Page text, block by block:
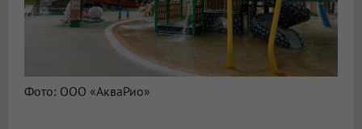
Фото: ООО «АкваРио»